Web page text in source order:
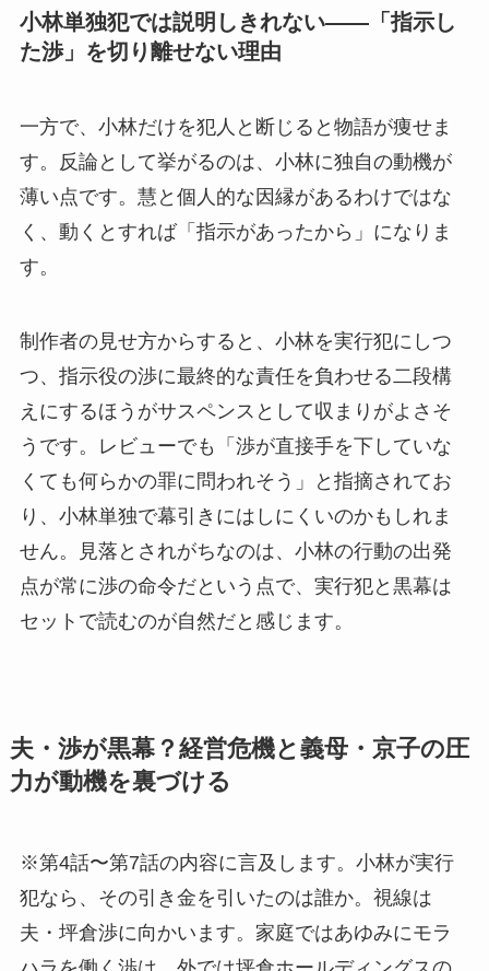
小林単独犯では説明しきれない——「指示し
た渉」を切り離せない理由
一方で、小林だけを犯人と断じると物語が痩せま
す。反論として挙がるのは、小林に独自の動機が
薄い点です。慧と個人的な因縁があるわけではな
く、動くとすれば「指示があったから」になりま
す。
制作者の見せ方からすると、小林を実行犯にしつ
つ、指示役の渉に最終的な責任を負わせる二段構
えにするほうがサスペンスとして収まりがよさそ
うです。レビューでも「渉が直接手を下していな
くても何らかの罪に問われそう」と指摘されてお
り、小林単独で幕引きにはしにくいのかもしれま
せん。見落とされがちなのは、小林の行動の出発
点が常に渉の命令だという点で、実行犯と黒幕は
セットで読むのが自然だと感じます。
夫・渉が黒幕？経営危機と義母・京子の圧
力が動機を裏づける
※第4話〜第7話の内容に言及します。小林が実行
犯なら、その引き金を引いたのは誰か。視線は
夫・坪倉渉に向かいます。家庭ではあゆみにモラ